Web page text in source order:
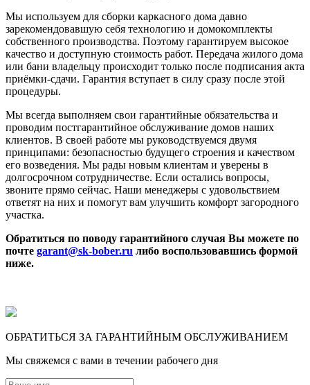
Мы используем для сборки каркасного дома давно
зарекомендовавшую себя технологию и домокомплекты
собственного производства. Поэтому гарантируем высокое
качество и доступную стоимость работ. Передача жилого дома
или бани владельцу происходит только после подписания акта
приёмки-сдачи. Гарантия вступает в силу сразу после этой
процедуры.
Мы всегда выполняем свои гарантийные обязательства и
проводим постгарантийное обслуживание домов наших
клиентов. В своей работе мы руководствуемся двумя
принципами: безопасностью будущего строения и качеством
его возведения. Мы рады новым клиентам и уверены в
долгосрочном сотрудничестве. Если остались вопросы,
звоните прямо сейчас. Наши менеджеры с удовольствием
ответят на них и помогут вам улучшить комфорт загородного
участка.
Обратиться по поводу гарантийного случая Вы можете по
почте garant@sk-bober.ru либо воспользовавшись формой
ниже.
ОБРАТИТЬСЯ ЗА ГАРАНТИЙНЫМ ОБСЛУЖИВАНИЕМ
Мы свяжемся с вами в течении рабочего дня